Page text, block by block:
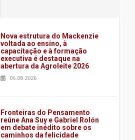
Nova estrutura do Mackenzie
voltada ao ensino, à
capacitação e à formação
executiva é destaque na
abertura da Agroleite 2026
06.08.2026
Fronteiras do Pensamento
reúne Ana Suy e Gabriel Rolón
em debate inédito sobre os
caminhos da felicidade